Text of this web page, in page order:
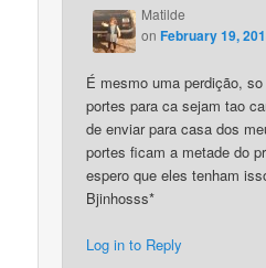
Matilde
onFebruary 19,
É mesmo uma perdição,
portes para ca sejam tao
de enviar para casa dos
portes ficam a metade do
espero que eles tenham
Bjinhosss*
Log in to Reply